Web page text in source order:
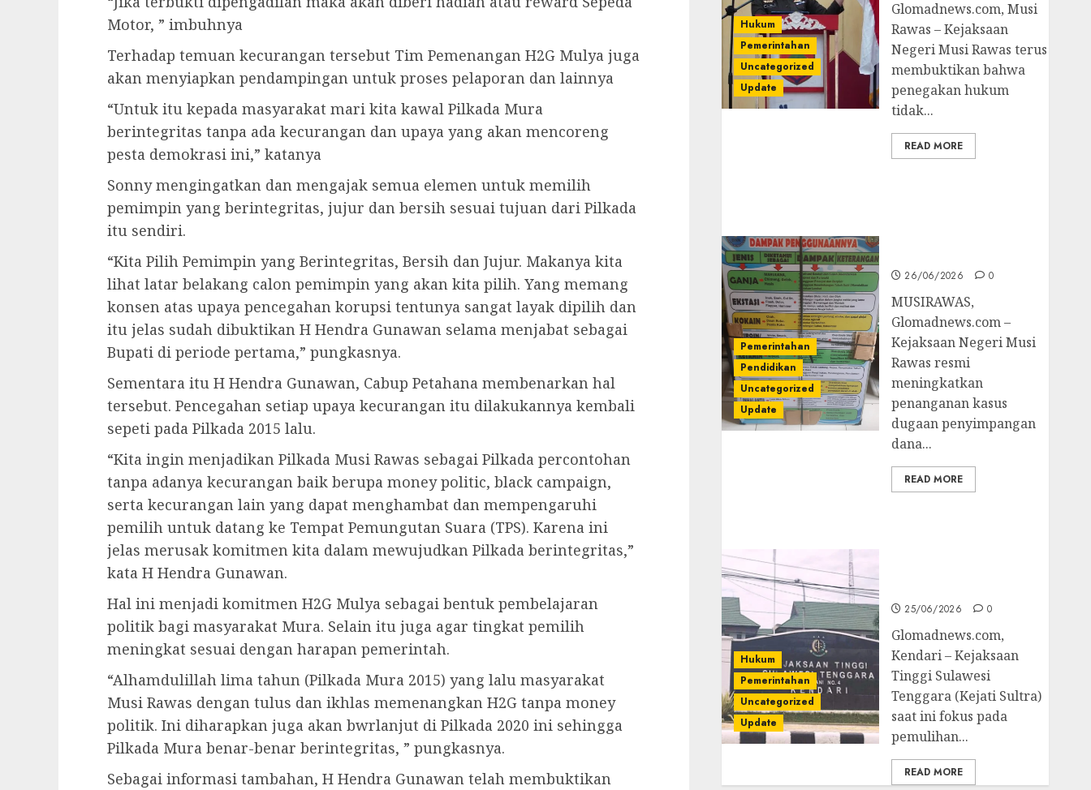
Motor, ” imbuhnya
Terhadap temuan kecurangan tersebut Tim Pemenangan H2G Mulya juga
akan menyiapkan pendampingan untuk proses pelaporan dan lainnya
“Untuk itu kepada masyarakat mari kita kawal Pilkada Mura
berintegritas tanpa ada kecurangan dan upaya yang akan mencoreng
pesta demokrasi ini,” katanya
Sonny mengingatkan dan mengajak semua elemen untuk memilih
pemimpin yang berintegritas, jujur dan bersih sesuai tujuan dari Pilkada
itu sendiri.
“Kita Pilih Pemimpin yang Berintegritas, Bersih dan Jujur. Makanya kita
lihat latar belakang calon pemimpin yang akan kita pilih. Yang memang
konsen atas upaya pencegahan korupsi tentunya sangat layak dipilih dan
itu jelas sudah dibuktikan H Hendra Gunawan selama menjabat sebagai
Bupati di periode pertama,” pungkasnya.
Sementara itu H Hendra Gunawan, Cabup Petahana membenarkan hal
tersebut. Pencegahan setiap upaya kecurangan itu dilakukannya kembali
sepeti pada Pilkada 2015 lalu.
“Kita ingin menjadikan Pilkada Musi Rawas sebagai Pilkada percontohan
tanpa adanya kecurangan baik berupa money politic, black campaign,
serta kecurangan lain yang dapat menghambat dan mempengaruhi
pemilih untuk datang ke Tempat Pemungutan Suara (TPS). Karena ini
jelas merusak komitmen kita dalam mewujudkan Pilkada berintegritas,”
kata H Hendra Gunawan.
Hal ini menjadi komitmen H2G Mulya sebagai bentuk pembelajaran
politik bagi masyarakat Mura. Selain itu juga agar tingkat pemilih
meningkat sesuai dengan harapan pemerintah.
“Alhamdulillah lima tahun (Pilkada Mura 2015) yang lalu masyarakat
Musi Rawas dengan tulus dan ikhlas memenangkan H2G tanpa money
politik. Ini diharapkan juga akan bwrlanjut di Pilkada 2020 ini sehingga
Pilkada Mura benar-benar berintegritas, ” pungkasnya.
Sebagai informasi tambahan, H Hendra Gunawan telah membuktikan
Hukum
Pemerintahan
Uncategorized
Update
Glomadnews.com, Musi
Rawas – Kejaksaan
Negeri Musi Rawas terus
membuktikan bahwa
penegakan hukum
tidak...
READ MORE
Pemerintahan
Pendidikan
Uncategorized
Update
26/06/2026 0
MUSIRAWAS,
Glomadnews.com –
Kejaksaan Negeri Musi
Rawas resmi
meningkatkan
penanganan kasus
dugaan penyimpangan
dana...
READ MORE
Hukum
Pemerintahan
Uncategorized
Update
25/06/2026 0
Glomadnews.com,
Kendari – Kejaksaan
Tinggi Sulawesi
Tenggara (Kejati Sultra)
saat ini fokus pada
pemulihan...
READ MORE